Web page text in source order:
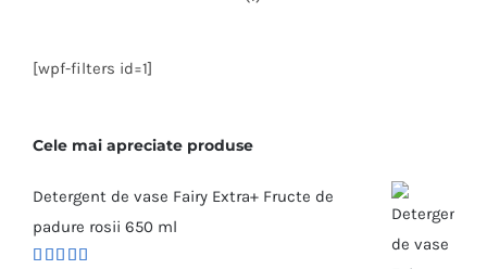
[wpf-filters id=1]
Cele mai apreciate produse
Detergent de vase Fairy Extra+ Fructe de
padure rosii 650 ml